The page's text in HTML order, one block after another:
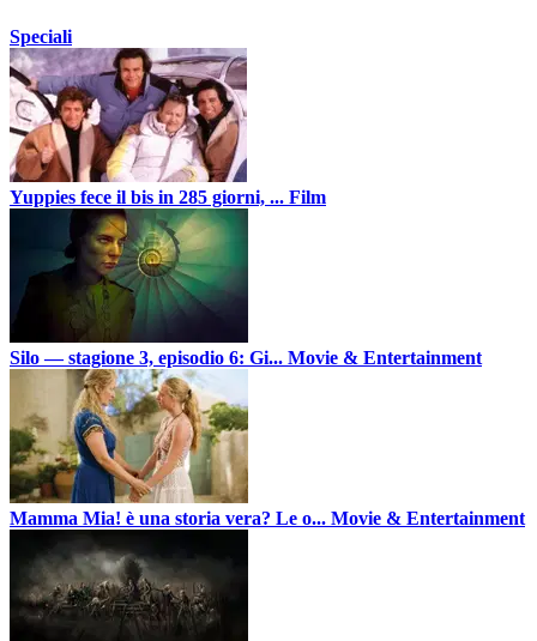
Speciali
Yuppies fece il bis in 285 giorni, ... Film
Silo — stagione 3, episodio 6: Gi... Movie & Entertainment
Mamma Mia! è una storia vera? Le o... Movie & Entertainment